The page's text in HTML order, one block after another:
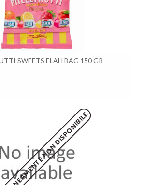
SWEETS ELAH BAG 150 GR
NON DISPONIBILE